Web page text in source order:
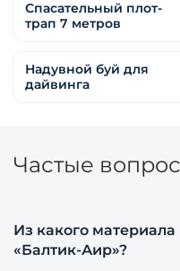
Спасательный плот-
трап 7 метров
Надувной буй для
дайвинга
Частые
Из какого
«Балтик-Аир»?